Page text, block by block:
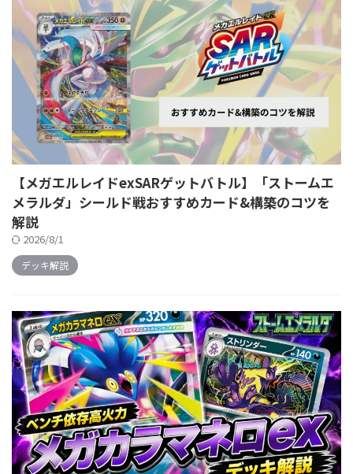
【メガエルレイドexSARゲットバトル】「ストームエ
メラルダ」シールド戦おすすめカード&構築のコツを
解説
2026/8/1
デッキ解説